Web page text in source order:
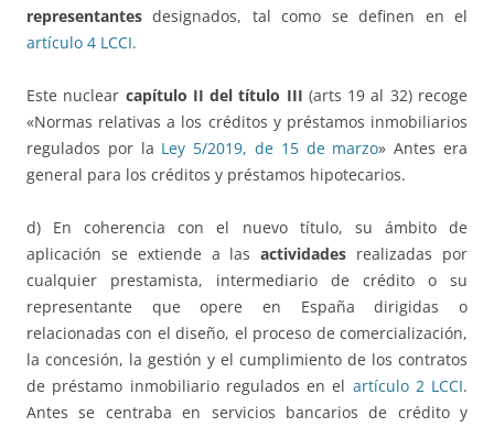
representantes designados, tal como se definen en el
artículo 4 LCCI.
Este nuclear capítulo II del título III (arts 19 al 32) recoge
«Normas relativas a los créditos y préstamos inmobiliarios
regulados por la Ley 5/2019, de 15 de marzo» Antes era
general para los créditos y préstamos hipotecarios.
d) En coherencia con el nuevo título, su ámbito de
aplicación se extiende a lasactividades realizadas por
cualquier prestamista, intermediario de crédito o su
representante que opere en España dirigidas o
relacionadas con el diseño, el proceso de comercialización,
la concesión, la gestión y el cumplimiento de los contratos
de préstamo inmobiliario regulados en el artículo 2 LCCI.
Antes se centraba en servicios bancarios de crédito y